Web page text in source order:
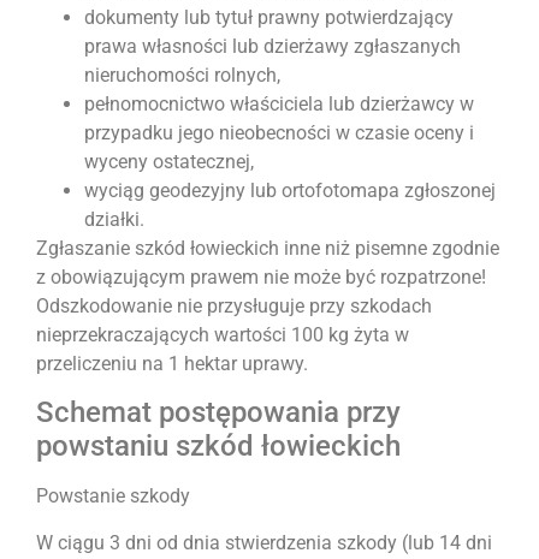
dokumenty lub tytuł prawny potwierdzający
prawa własności lub dzierżawy zgłaszanych
nieruchomości rolnych,
pełnomocnictwo właściciela lub dzierżawcy w
przypadku jego nieobecności w czasie oceny i
wyceny ostatecznej,
wyciąg geodezyjny lub ortofotomapa zgłoszonej
działki.
Zgłaszanie szkód łowieckich inne niż pisemne zgodnie
z obowiązującym prawem nie może być rozpatrzone!
Odszkodowanie nie przysługuje przy szkodach
nieprzekraczających wartości 100 kg żyta w
przeliczeniu na 1 hektar uprawy.
Schemat postępowania przy
powstaniu szkód łowieckich
Powstanie szkody
W ciągu 3 dni od dnia stwierdzenia szkody (lub 14 dni